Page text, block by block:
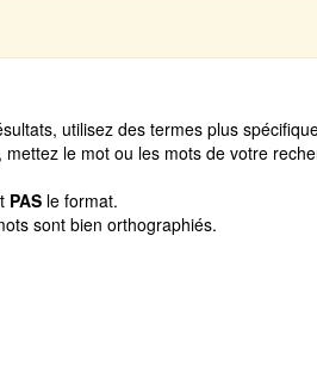
utilisez des termes plus
le mot ou les mots de votre
PAS le format.
sont bien orthographiés.